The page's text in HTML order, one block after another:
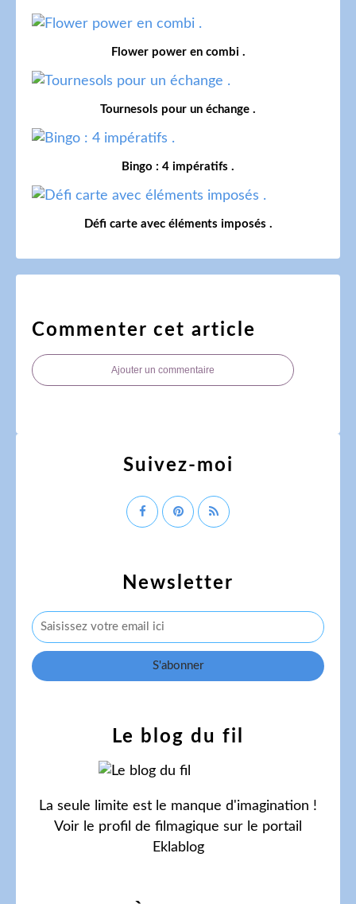
Flower power en combi .
Tournesols pour un échange .
Bingo : 4 impératifs .
Défi carte avec éléments imposés .
Commenter cet article
Ajouter un commentaire
Newsletter
Le blog du fil
La seule limite est le manque d'imagination !
Voir le profil de filmagique sur le portail
Eklablog
Suivez-moi